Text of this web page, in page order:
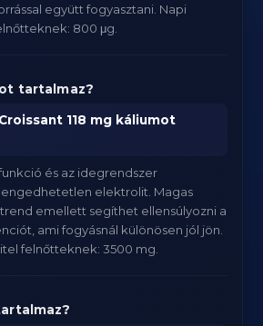
együtt fogyasztani. Napi
800 μg.
tartalmaz?
118 mg káliumot
és az idegrendszer
elektrolit. Magas
emellett segíthet ellensúlyozni a
ami fogyásnál különösen jól jön.
felnőtteknek: 3500 mg.